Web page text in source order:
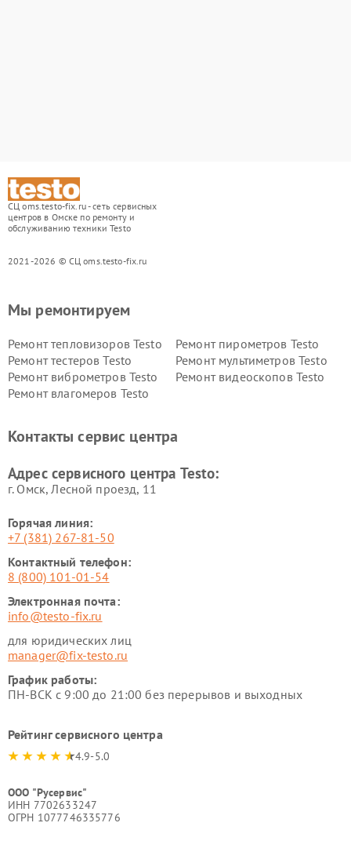
СЦ oms.testo-fix.ru - сеть сервисных
центров в Омске по ремонту и
обслуживанию техники Testo
2021-2026 © СЦ oms.testo-fix.ru
Мы ремонтируем
Ремонт тепловизоров Testo
Ремонт пирометров Testo
Ремонт тестеров Testo
Ремонт мультиметров Testo
Ремонт виброметров Testo
Ремонт видеоскопов Testo
Ремонт влагомеров Testo
Контакты сервис центра
Адрес сервисного центра Testo:
г. Омск, ​Лесной проезд, 11
Горячая линия:
+7 (381) 267-81-50
Контактный телефон:
8 (800) 101-01-54
Электронная почта:
info@testo-fix.ru
для юридических лиц
manager@fix-testo.ru
График работы:
ПН-ВСК с 9:00 до 21:00 без перерывов и выходных
Рейтинг сервисного центра
4.9-5.0
ООО "Русервис"
ИНН 7702633247
ОГРН 1077746335776